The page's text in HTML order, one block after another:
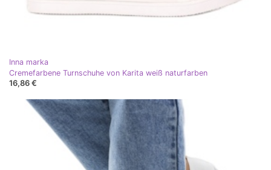
Inna marka
Cremefarbene Turnschuhe von Karita weiß naturfarben
16,86 €